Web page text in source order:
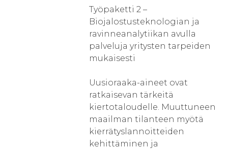
Työpaketti 2 –
Biojalostusteknologian ja
ravinneanalytiikan avulla
palveluja yritysten tarpeiden
mukaisesti
Uusioraaka-aineet ovat
ratkaisevan tärkeitä
kiertotaloudelle. Muuttuneen
maailman tilanteen myötä
kierrätyslannoitteiden
kehittäminen ja